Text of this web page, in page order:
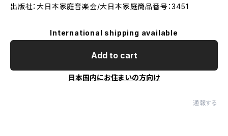
出版社：大日本家庭音楽会/大日本家庭商品番号：3451
International shipping available
Add to cart
日本国内にお住まいの方向け
通報する